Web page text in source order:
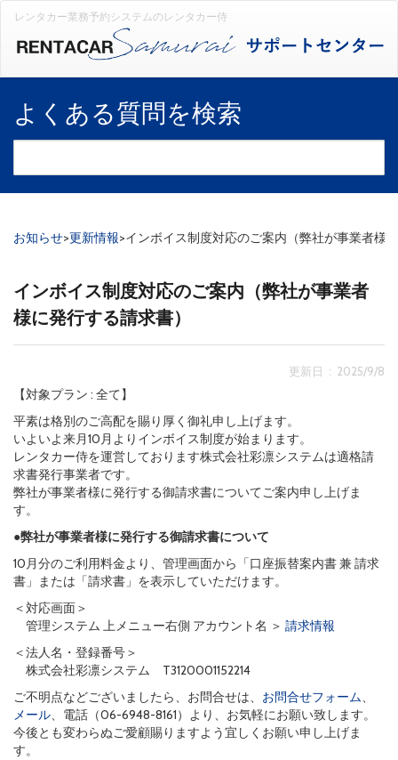
レンタカー業務予約システムのレンタカー侍
よくある質問を検索
お知らせ>更新情報>インボイス制度対応のご案内（弊社が事業者様
インボイス制度対応のご案内（弊社が事業者
様に発行する請求書）
更新日 : 2025/9/8
【対象プラン : 全て】
平素は格別のご高配を賜り厚く御礼申し上げます。
いよいよ来月10月よりインボイス制度が始まります。
レンタカー侍を運営しております株式会社彩凛システムは適格請
求書発行事業者です。
弊社が事業者様に発行する御請求書についてご案内申し上げま
す。
●弊社が事業者様に発行する御請求書について
10月分のご利用料金より、管理画面から「口座振替案内書 兼 請求
書」または「請求書」を表示していただけます。
＜対応画面＞
管理システム 上メニュー右側 アカウント名 ＞ 請求情報
＜法人名・登録番号＞
株式会社彩凛システム T3120001152214
ご不明点などございましたら、お問合せは、 お問合せフォーム、
メール、電話（06-6948-8161）より、お気軽にお願い致します。
今後とも変わらぬご愛顧賜りますよう宜しくお願い申し上げま
す。